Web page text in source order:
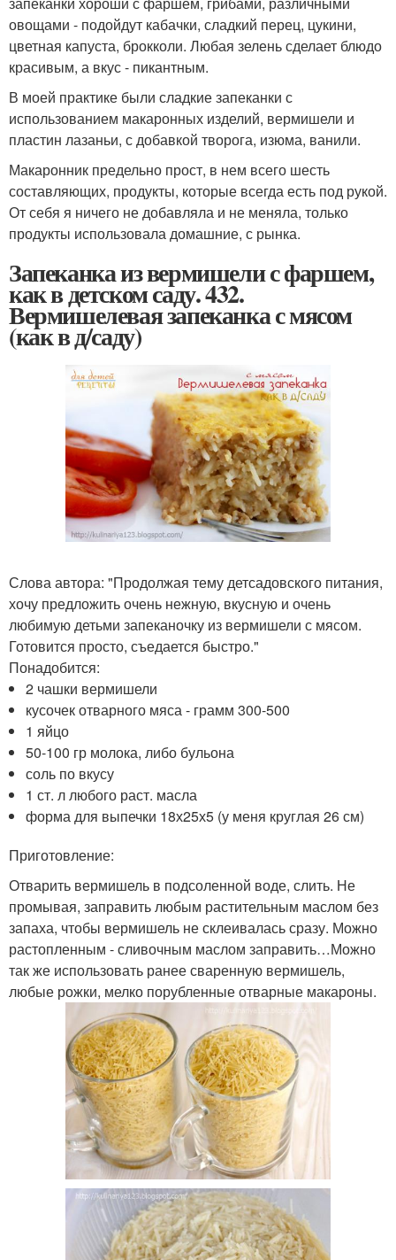
овощами - подойдут кабачки, сладкий перец, цукини,
цветная капуста, брокколи. Любая зелень сделает блюдо
красивым, а вкус - пикантным.
В моей практике были сладкие запеканки с
использованием макаронных изделий, вермишели и
пластин лазаньи, с добавкой творога, изюма, ванили.
Макаронник предельно прост, в нем всего шесть
составляющих, продукты, которые всегда есть под рукой.
От себя я ничего не добавляла и не меняла, только
продукты использовала домашние, с рынка.
Запеканка из вермишели с фаршем,
как в детском саду. 432.
Вермишелевая запеканка с мясом
(как в д/саду)
Слова автора: "Продолжая тему детсадовского питания,
хочу предложить очень нежную, вкусную и очень
любимую детьми запеканочку из вермишели с мясом.
Готовится просто, съедается быстро."
Понадобится:
2 чашки вермишели
кусочек отварного мяса - грамм 300-500
1 яйцо
50-100 гр молока, либо бульона
соль по вкусу
1 ст. л любого раст. масла
форма для выпечки 18х25х5 (у меня круглая 26 см)
Приготовление:
Отварить вермишель в подсоленной воде, слить. Не
промывая, заправить любым растительным маслом без
запаха, чтобы вермишель не склеивалась сразу. Можно
растопленным - сливочным маслом заправить…Можно
так же использовать ранее сваренную вермишель,
любые рожки, мелко порубленные отварные макароны.